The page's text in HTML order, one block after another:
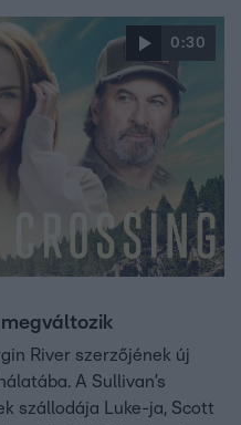
0:30
megváltozik
River szerzőjének új
A Sullivan’s
szállodája Luke-ja, Scott